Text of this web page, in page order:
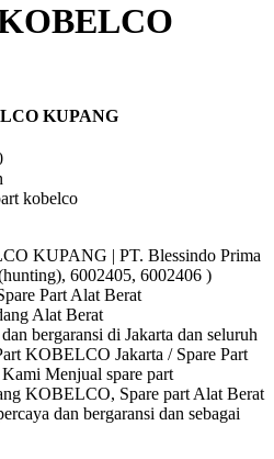
KUPANG
kobelco
KUPANG | PT. Blessindo Prima
6002405, 6002406 )
Part Alat Berat
Alat Berat
bergaransi di Jakarta dan seluruh
KOBELCO Jakarta / Spare Part
Menjual spare part
KOBELCO, Spare part Alat Berat
dan bergaransi dan sebagai